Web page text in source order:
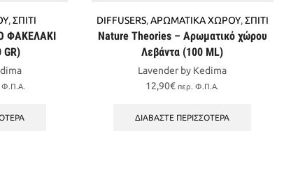
,ΣΠΙΤΙ
ΦΑΚΕΛΑΚΙ
Φ.Π.Α.
DIFFUSERS,ΑΡΩΜΑΤΙΚΑ ΧΩΡΟΥ,ΣΠΙΤΙ
Nature Theories – Αρωματικό χώρου
Λεβάντα (100 ML)
Lavender by Kedima
12,90€ περ. Φ.Π.Α.
ΔΙΑΒΆΣΤΕ ΠΕΡΙΣΣΌΤΕΡΑ